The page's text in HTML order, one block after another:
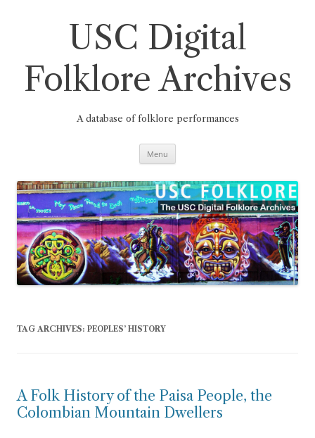
USC Digital
Folklore Archives
A database of folklore performances
Menu
TAG ARCHIVES: PEOPLES’ HISTORY
A Folk History of the Paisa People, the
Colombian Mountain Dwellers